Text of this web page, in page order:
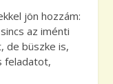
jön hozzám:
az iménti
de büszke is,
feladatot,